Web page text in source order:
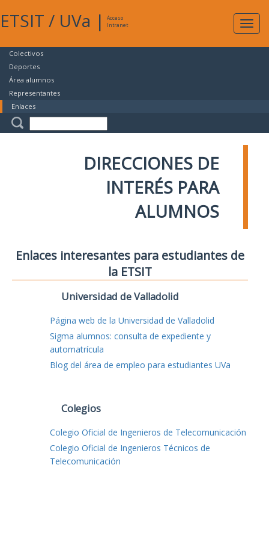
ETSIT / UVa |
Acceso
Intranet
Colectivos
Deportes
Área alumnos
Representantes
Enlaces
DIRECCIONES DE
INTERÉS PARA
ALUMNOS
Enlaces interesantes para estudiantes de
la ETSIT
Universidad de Valladolid
Página web de la Universidad de Valladolid
Sigma alumnos: consulta de expediente y
automatrícula
Blog del área de empleo para estudiantes UVa
Colegios
Colegio Oficial de Ingenieros de Telecomunicación
Colegio Oficial de Ingenieros Técnicos de
Telecomunicación